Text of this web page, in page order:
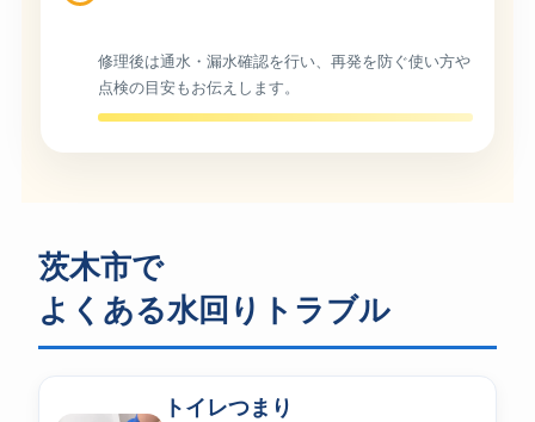
修理後は通水・漏水確認を行い、再発を防ぐ使い方や
点検の目安もお伝えします。
茨木市で
よくある水回りトラブル
トイレつまり